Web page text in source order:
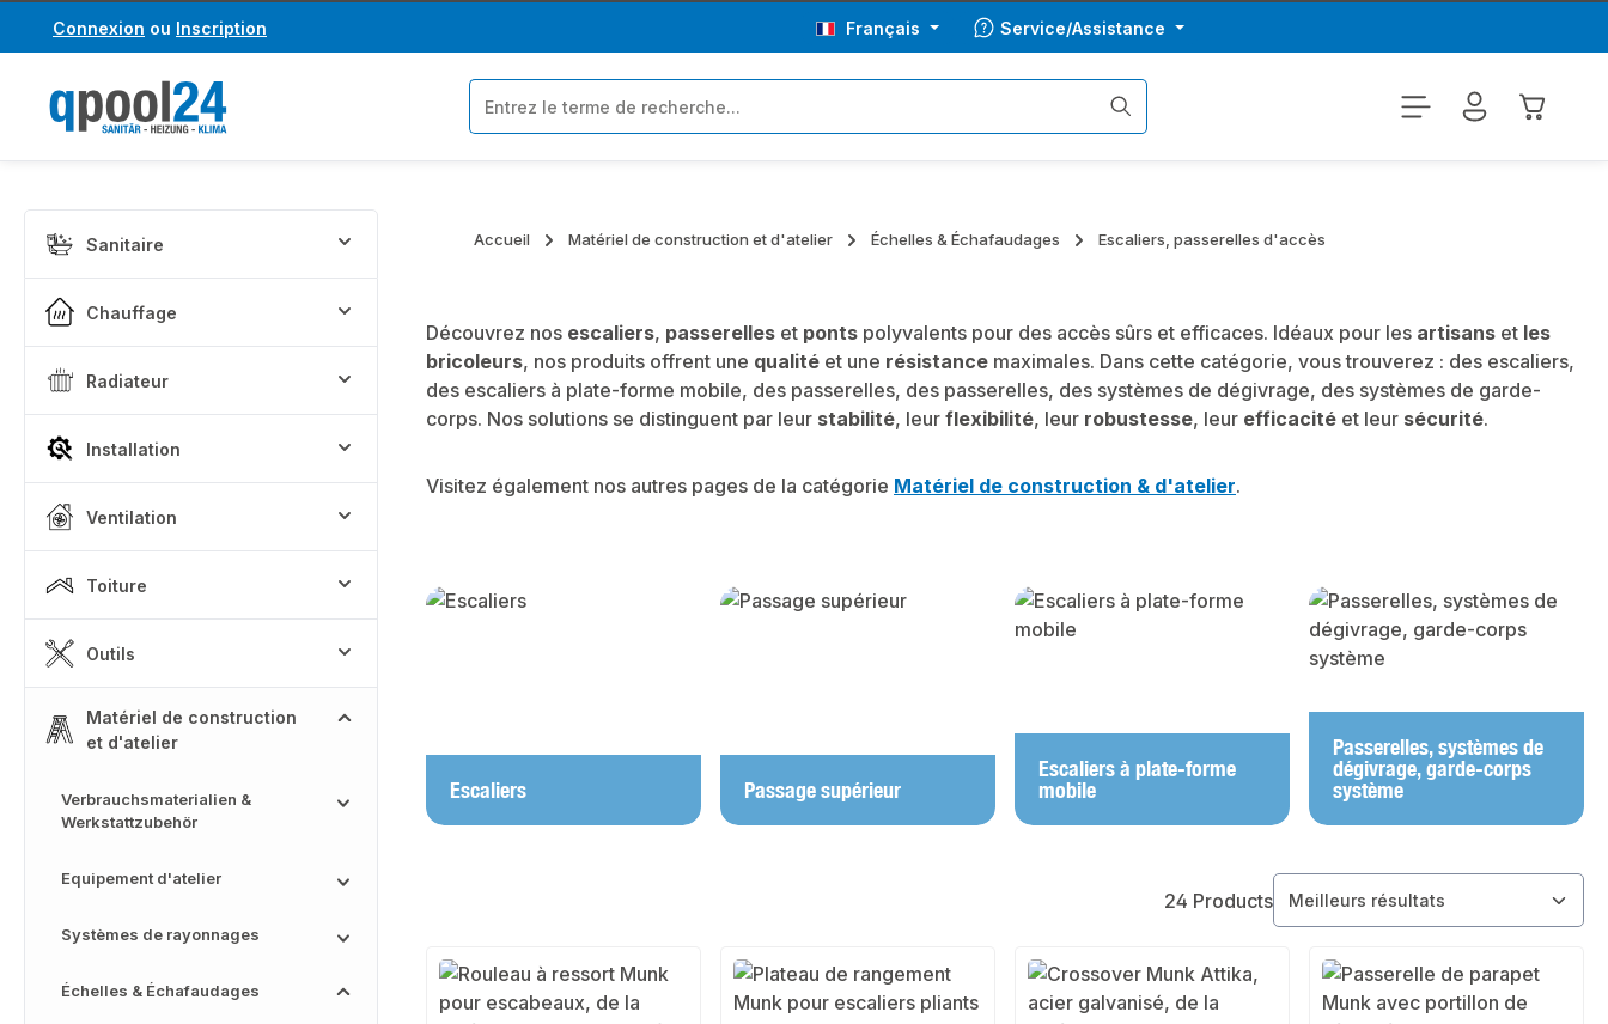
au contenu principal
Passer à la recherche
Connexion ou Inscription Français Service/Assistance
Le
Sanitaire
Chauffage
Radiateur
Installation
Ventilation
Toiture
Outils
Matériel de construction
et d'atelier
Verbrauchsmaterialien &
Werkstattzubehör
Equipement d'atelier
Systèmes de rayonnages
Échelles & Échafaudages
Accueil Matériel de construction et d'atelier Échelles & Échafaudages Escaliers, passerelles d'accès
Découvrez nos escaliers, passerelles et ponts polyvalents pour des accès sûrs et efficaces. Idéaux pour les artisans et les
bricoleurs, nos produits offrent une qualité et une résistance maximales. Dans cette catégorie, vous trouverez : des escaliers,
des escaliers à plate-forme mobile, des passerelles, des passerelles, des systèmes de dégivrage, des systèmes de garde-
corps. Nos solutions se distinguent par leur stabilité, leur flexibilité, leur robustesse, leur efficacité et leur sécurité.
Visitez également nos autres pages de la catégorie Matériel de construction & d'atelier.
Skip category gallery
Escaliers Passage supérieur
Escaliers à plate-forme
mobile
Passerelles, systèmes de
dégivrage, garde-corps
système
24 Products